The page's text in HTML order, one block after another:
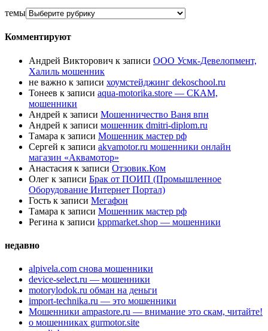
темы
Комментируют
Андрей Викторович к записи ООО Усмк-Девелопмент,
Халиль мошенник
не важно к записи хоумстейджинг dekoschool.ru
Тонеев к записи aqua-motorika.store — СКАМ,
мошенники
Андрей к записи Мошенничество Ваня впн
Андрей к записи мошенник dmitri-diplom.ru
Тамара к записи Мошенник мастер рф
Сергей к записи akvamotor.ru мошенники онлайн
магазин «Аквамотор»
Анастасия к записи Отзовик.Ком
Олег к записи Брак от ПОИП (Промышленное
Оборудование Интернет Портал)
Гость к записи Мегафон
Тамара к записи Мошенник мастер рф
Регина к записи kppmarket.shop — мошенники
недавно
alpivela.com снова мошенники
device-select.ru — мошенники
motorylodok.ru обман на деньги
import-technika.ru — это мошенники
Мошенники ampastore.ru — внимание это скам, читайте!
о мошенниках gurmotor.site